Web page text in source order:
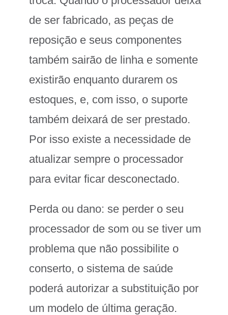
de ser fabricado, as peças de
reposição e seus componentes
também sairão de linha e somente
existirão enquanto durarem os
estoques, e, com isso, o suporte
também deixará de ser prestado.
Por isso existe a necessidade de
atualizar sempre o processador
para evitar ficar desconectado.
Perda ou dano: se perder o seu
processador de som ou se tiver um
problema que não possibilite o
conserto, o sistema de saúde
poderá autorizar a substituição por
um modelo de última geração.